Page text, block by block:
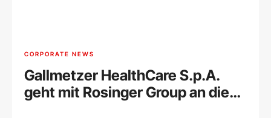
CORPORATE NEWS
Gallmetzer HealthCare S.p.A.
geht mit Rosinger Group an die